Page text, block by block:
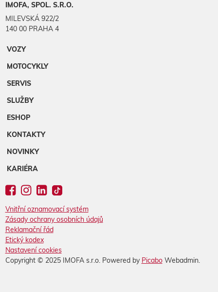
IMOFA, SPOL. S.R.O.
MILEVSKÁ 922/2
140 00 PRAHA 4
VOZY
MOTOCYKLY
SERVIS
SLUŽBY
ESHOP
KONTAKTY
NOVINKY
KARIÉRA
Vnitřní oznamovací systém
Zásady ochrany osobních údajů
Reklamační řád
Etický kodex
Nastavení cookies
Copyright © 2025 IMOFA s.r.o. Powered by PicaboWebadmin.